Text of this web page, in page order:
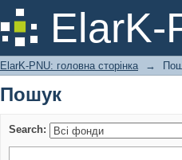
ElarK-
Пошук
ElarK-PNU: головна сторінка →
Пошук
Search: